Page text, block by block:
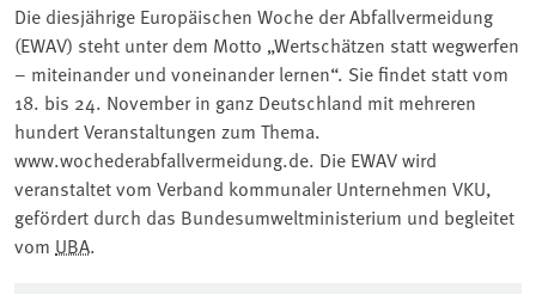
Die diesjährige Europäischen Woche der Abfallvermeidung
(EWAV) steht unter dem Motto „Wertschätzen statt wegwerfen
– miteinander und voneinander lernen“. Sie findet statt vom
18. bis 24. November in ganz Deutschland mit mehreren
hundert Veranstaltungen zum Thema.
www.wochederabfallvermeidung.de. Die EWAV wird
veranstaltet vom Verband kommunaler Unternehmen VKU,
gefördert durch das Bundesumweltministerium und begleitet
vom UBA.